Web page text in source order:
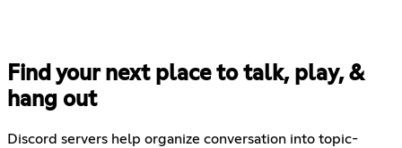
Find your next place to talk, play, &
hang out
Discord servers help organize conversation into topic-